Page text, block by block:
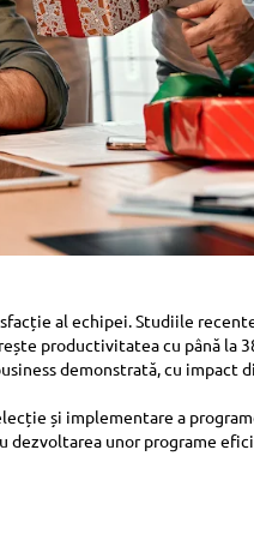
al echipei. Studiile
productivitatea cu până la
demonstrată, cu impact
și implementare a
unor programe